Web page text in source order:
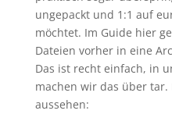
ungepackt und 1:1 auf
möchtet. Im Guide hier
Dateien vorher in eine
Das ist recht einfach, in
machen wir das über tar.
aussehen: